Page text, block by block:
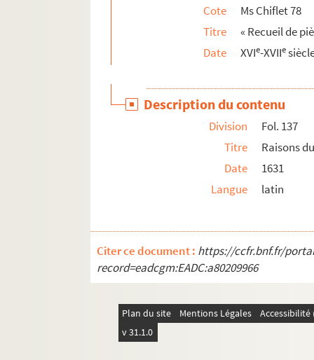
Fol. 217. Mémoire présenté à la diète
Fol. 220. Réponse du prince-évêque de
Fol. 232. Lettre du cardinal Ferdinand
Fol. 233. Bref du pape Urbain VIII
Fol. 234. Correspondance de Louis XIII et
Fol. 238. Correspondance officielle
Fol. 239. Lettre de la diète de Ratisbonne
Fol. 246. « Carta consolatoria en la
Fol. 250. Déclaration de Chrétienne,
Fol. 254. Lettre du secrétaire d'État du
Fol. 258. Récit de la mort de Marie de
Fol. 260. Vers latins et français composés
Fol. 261. Particularités sur l'exécution à
Cote
Ms Chiflet 78
Titre
« Recueil de
Date
XVIe-XVIIe
Description du contenu
Division
Fol. 137
Titre
Raisons
Date
1631
Langue
latin
Citer ce document : https://ccfr.bnf.fr/
record=eadcgm:EADC:a80209966
Plan du site Mentions Légales
v 31.1.0